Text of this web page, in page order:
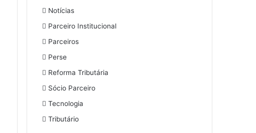
Notícias
Parceiro Institucional
Parceiros
Perse
Reforma Tributária
Sócio Parceiro
Tecnologia
Tributário